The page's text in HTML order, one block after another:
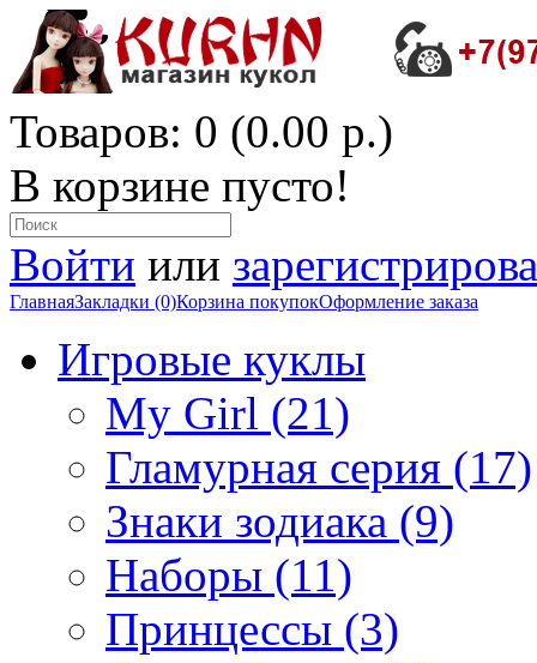
Товаров: 0 (0.00 р.)
В корзине пусто!
Войти или
ГлавнаяЗакладки (0)Корзина покупокОформление заказа
Игровые куклы
My Girl (21)
Гламурная серия (17)
Знаки зодиака (9)
Наборы (11)
Принцессы (3)